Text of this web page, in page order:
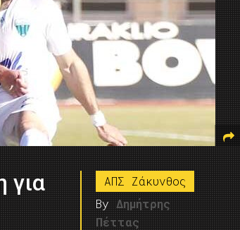
για
ΑΠΣ Ζάκυνθος
By Δημήτρης
Πέττας